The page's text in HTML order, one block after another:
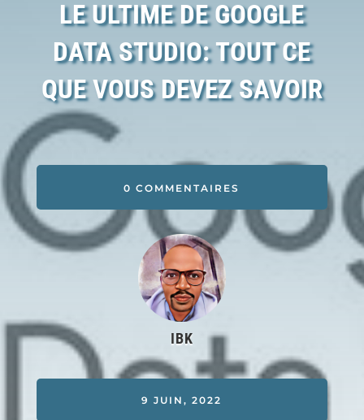
LE ULTIME DE GOOGLE
DATA STUDIO: TOUT CE
QUE VOUS DEVEZ SAVOIR
0 COMMENTAIRES
IBK
9 JUIN, 2022